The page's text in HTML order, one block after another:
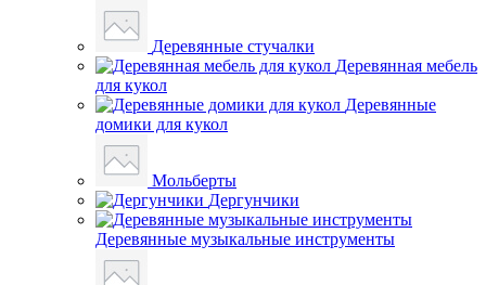
Деревянные стучалки
Деревянная мебель
для кукол
Деревянные
домики для кукол
Мольберты
Дергунчики
Деревянные музыкальные инструменты